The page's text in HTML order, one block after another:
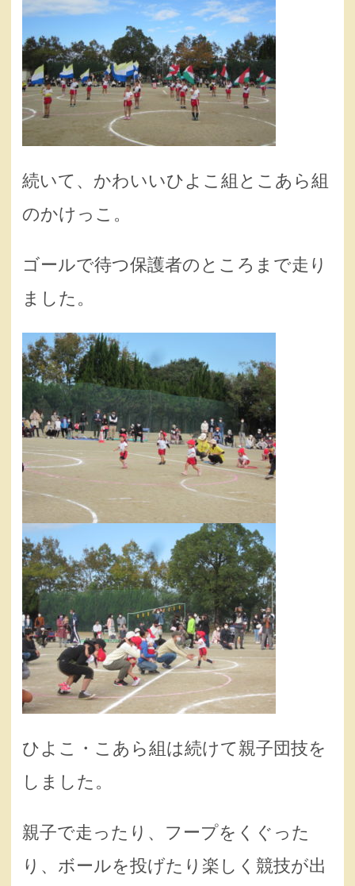
続いて、かわいいひよこ組とこあら組
のかけっこ。
ゴールで待つ保護者のところまで走り
ました。
ひよこ・こあら組は続けて親子団技を
しました。
親子で走ったり、フープをくぐった
り、ボールを投げたり楽しく競技が出